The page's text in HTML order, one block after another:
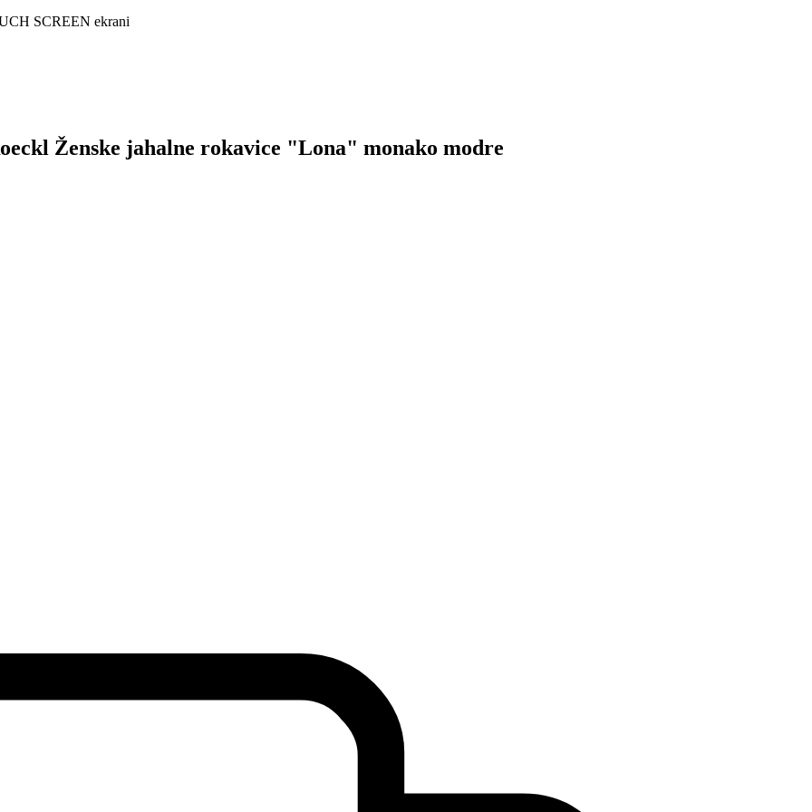
SCREEN ekrani
Ženske jahalne rokavice "Lona" monako modre